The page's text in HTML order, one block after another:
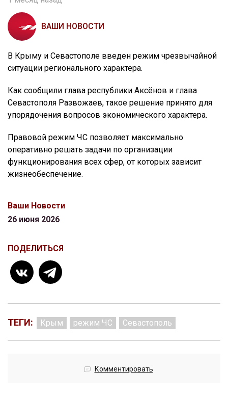
ВАШИ НОВОСТИ
В Крыму и Севастополе введен режим чрезвычайной
ситуации регионального характера.
Как сообщили глава республики Аксёнов и глава
Севастополя Развожаев, такое решение принято для
упорядочения вопросов экономического характера.
Правовой режим ЧС позволяет максимально
оперативно решать задачи по организации
функционирования всех сфер, от которых зависит
жизнеобеспечение.
Ваши Новости
26 июня 2026
ПОДЕЛИТЬСЯ
ТЕГИ: Крым режим ЧС Севастополь
Комментировать